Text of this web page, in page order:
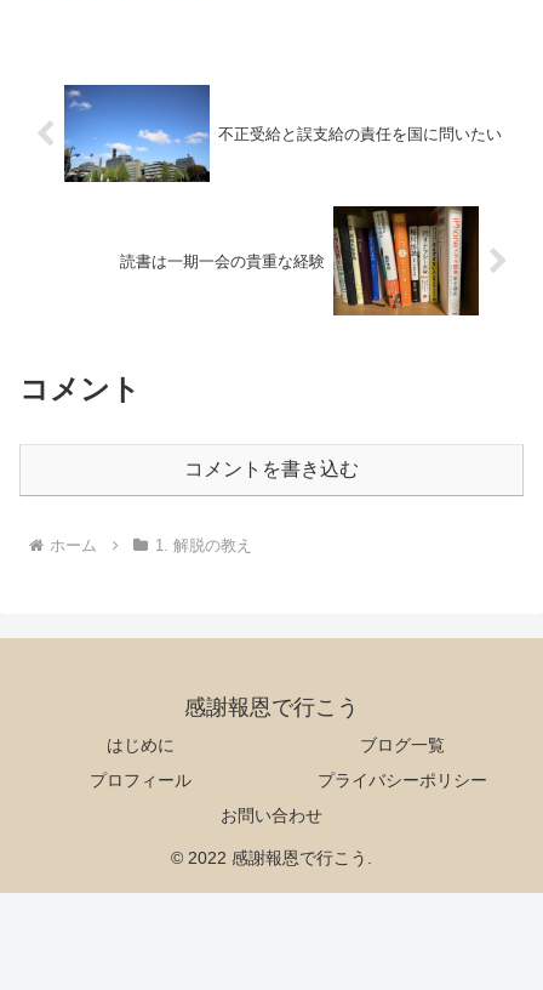
不正受給と誤支給の責任を国に問いたい
読書は一期一会の貴重な経験
コメント
コメントを書き込む
ホーム 1. 解脱の教え
感謝報恩で行こう
はじめに
ブログ一覧
プロフィール
プライバシーポリシー
お問い合わせ
© 2022 感謝報恩で行こう.